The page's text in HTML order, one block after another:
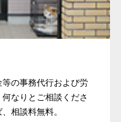
の事務代行および労
なりとご相談くださ
相談料無料。